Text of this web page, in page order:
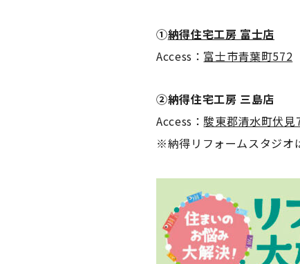
①納得住宅工房 富士店
Access： 富士市青葉町572
②納得住宅工房 三島店
Access： 駿東郡清水町伏見
※納得リフォームスタジオ